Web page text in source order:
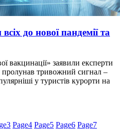
до нової пандемії та
вакцинації» заявили експерти
тривожний сигнал –
у туристів курорти на
3 Page4 Page5 Page6 Page7